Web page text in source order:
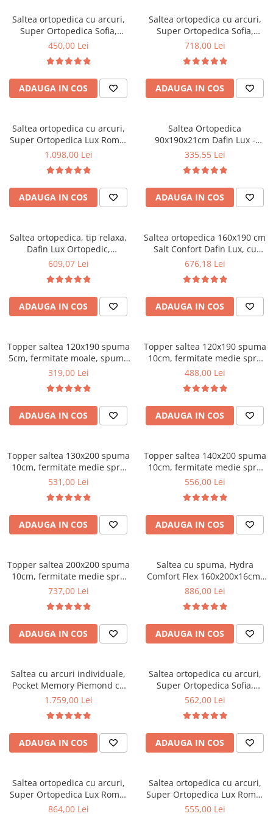
Top saltele 10 cm
Top saltele memory 5 cm
Top saltele MemoHR 6.5 cm
Saltele ieftine
Saltele cu plasa de arcuri
Saltele cu spuma
Mobilier bucatarie
Mese bucatarie
Scaune pentru bucatarie
Mobila bucatarie
Seturi mese si scaune bucatarie
Mobila hol
Suporturi si rafturi pantofi
Portmantouri
Pantofare
Seturi mobilier hol
Stender haine
Etajere
Cuiere
Mobilier gradinita
Scaune gradinita
Set mese si scaune gradinita
Mobila camera copii
Scaune birou pentru copii
Saltele patuturi copii
Masa si scaune gradinita
Saltea ortopedica cu arcuri,
Super Ortopedica Sofia,
100x200x20cm, fermitate
fata vara-iarna, sistem
aerisire cu butoni, Saltex
450,00 Lei
ADAUGA IN COS
Saltea ortopedica cu arcuri,
Super Ortopedica Sofia,
160x200x20cm, fermitate
fata vara-iarna, sistem
aerisire cu butoni, Saltex
718,00 Lei
ADAUGA IN COS
Saltea ortopedica cu arcuri,
Super Ortopedica Lux Roma,
180x200x23cm, fermitate tare,
vara-iarna, sistem aerisire
perimetral, Saltex
1.098,00 Lei
ADAUGA IN COS
Saltea Ortopedica
90x190x21cm Dafin Lux -
Arcuri Bonell, Fermitate
335,55 Lei
ADAUGA IN COS
Saltea ortopedica, tip relaxa,
Dafin Lux Ortopedic,
140x200x21cm, fermitate
Bonell, fata vara-iarna, sistem
de aerisire cu butoni, Salt
Confort
609,07 Lei
ADAUGA IN COS
Saltea ortopedica 160x190 cm
Salt Confort Dafin Lux, cu
arcuri Bonell, fermitate
676,18 Lei
ADAUGA IN COS
Topper saltea 120x190 spuma
5cm, fermitate moale, spuma
poliuretanica, husa fixa
319,00 Lei
ADAUGA IN COS
Topper saltea 120x190 spuma
10cm, fermitate medie spre
tare, spuma poliuretanica,
microfibra, Saltsib
488,00 Lei
ADAUGA IN COS
Topper saltea 130x200 spuma
10cm, fermitate medie spre
tare, spuma poliuretanica,
microfibra, Saltsib
531,00 Lei
ADAUGA IN COS
Topper saltea 140x200 spuma
10cm, fermitate medie spre
tare, spuma poliuretanica,
microfibra, Saltsib
556,00 Lei
ADAUGA IN COS
Topper saltea 200x200 spuma
10cm, fermitate medie spre
tare, spuma poliuretanica,
microfibra, Saltsib
737,00 Lei
ADAUGA IN COS
Saltea cu spuma, Hydra
Comfort Flex 160x200x16cm,
fermitate mediu spre tare,
detasabila, Saltsib
886,00 Lei
ADAUGA IN COS
Saltea cu arcuri individuale,
Pocket Memory Piemond cu
topper, 160x200x32cm,
memory foam 2,5 cm, husa
matlasata, sistem de aerisire
perimetral, greutate maxima
sustinuta 100 kg/utilizator,
1.759,00 Lei
ADAUGA IN COS
Saltea ortopedica cu arcuri,
Super Ortopedica Sofia,
130x200x20cm, fermitate
fata vara-iarna, sistem
aerisire cu butoni, Saltex
562,00 Lei
ADAUGA IN COS
Saltea ortopedica cu arcuri,
Super Ortopedica Lux Roma,
140x200x23cm, fermitate tare,
864,00 Lei
Saltea ortopedica cu arcuri,
Super Ortopedica Lux Roma,
90x200x23cm, fermitate tare,
555,00 Lei